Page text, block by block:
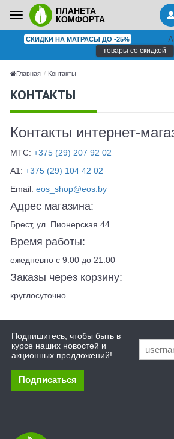
Toggle
navigation
ПЛАНЕТА
КОМФОРТА
СКИДКИ НА МАТРАСЫ ДО -25%
товары со скидкой
Главная Контакты
КОНТАКТЫ
Контакты интернет-
МТС: +375 (29) 207 92 02
A1: +375 (29) 104 42 02
Email: eos_shop@eos.by
Адрес магазина:
Брест, ул. Пионерская 44
Время работы:
ежедневно с 9.00 до 21.00
Заказы через корзину:
круглосуточно
Подпишитесь, чтобы быть в
курсе наших новостей и
акционных предложений!
Подписаться